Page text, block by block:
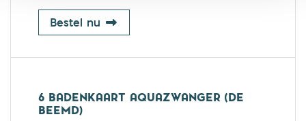
Bestel nu 25 badenkaart groepsles 45 min
6 BADENKAART AQUAZWANGER (DE
BEEMD)